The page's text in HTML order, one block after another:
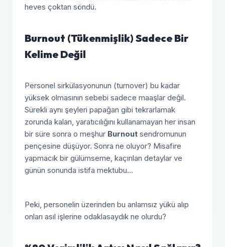
heves çoktan söndü.
Burnout (Tükenmişlik) Sadece Bir
Kelime Değil
Personel sirkülasyonunun (turnover) bu kadar
yüksek olmasının sebebi sadece maaşlar değil.
Sürekli aynı şeyleri papağan gibi tekrarlamak
zorunda kalan, yaratıcılığını kullanamayan her insan
bir süre sonra o meşhur Burnout sendromunun
pençesine düşüyor. Sonra ne oluyor? Misafire
yapmacık bir gülümseme, kaçırılan detaylar ve
günün sonunda istifa mektubu...
Peki, personelin üzerinden bu anlamsız yükü alıp
onları asıl işlerine odaklasaydık ne olurdu?